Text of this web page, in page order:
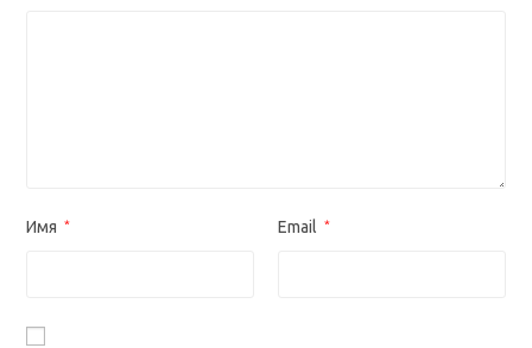
Имя * Email *